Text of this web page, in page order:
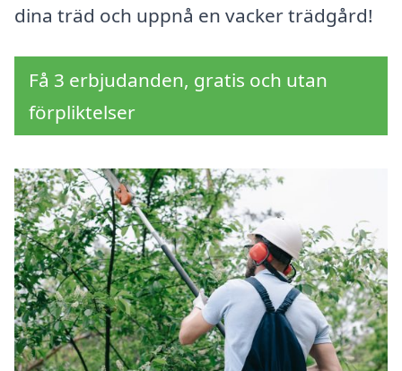
dina träd och uppnå en vacker trädgård!
Få 3 erbjudanden, gratis och utan
förpliktelser